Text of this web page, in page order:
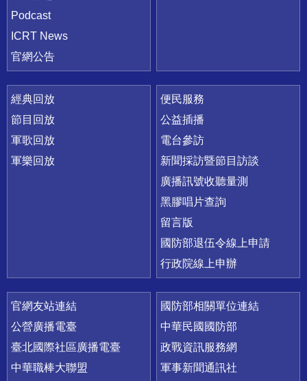
Podcast
ICRT News
官網公告
經典回放
節目回放
軍歌回放
軍樂回放
便民服務
公益插播
電台參訪
新聞採訪暨節目訪談
廣播訊號收聽量測
黑膠唱片查詢
留言版
國防部退伍令線上申請
行政院線上申辦
官網友站連結
公營廣播電臺
臺北國際社區廣播電臺
中華職棒大聯盟
國防部相關單位連結
中華民國國防部
政戰資訊服務網
軍事新聞通訊社